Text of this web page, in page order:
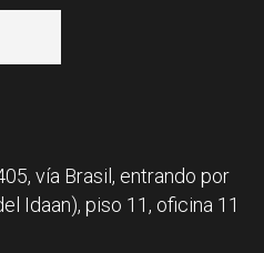
vía Brasil, entrando por
Idaan), piso 11, oficina 11